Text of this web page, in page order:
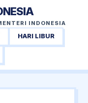
INDONESIA
HARI LIBUR